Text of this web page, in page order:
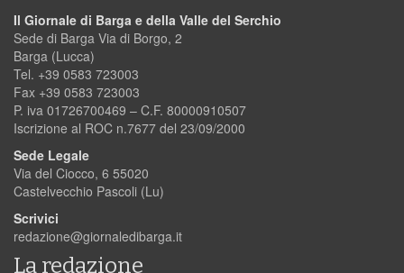
Il Giornale di Barga e della Valle del Serchio
Sede di Barga Via di Borgo, 2
Barga (Lucca)
Tel. +39 0583 723003
Fax +39 0583 723003
P. iva 01726700469 – C.F. 80000910507
Iscrizione al ROC n.7677 del 23/09/2000
Sede Legale
Via del Ciocco, 6 55020
Castelvecchio Pascoli (Lu)
Scrivici
redazione@giornaledibarga.it
La redazione